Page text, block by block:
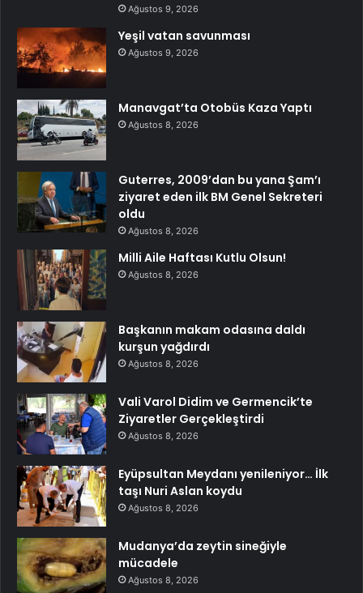
Ağustos 9, 2026
Yeşil vatan savunması
Ağustos 9, 2026
Manavgat’ta Otobüs Kaza Yaptı
Ağustos 8, 2026
Guterres, 2009’dan bu yana Şam’ı
ziyaret eden ilk BM Genel Sekreteri
oldu
Ağustos 8, 2026
Milli Aile Haftası Kutlu Olsun!
Ağustos 8, 2026
Başkanın makam odasına daldı
kurşun yağdırdı
Ağustos 8, 2026
Vali Varol Didim ve Germencik’te
Ziyaretler Gerçekleştirdi
Ağustos 8, 2026
Eyüpsultan Meydanı yenileniyor… İlk
taşı Nuri Aslan koydu
Ağustos 8, 2026
Mudanya’da zeytin sineğiyle
mücadele
Ağustos 8, 2026